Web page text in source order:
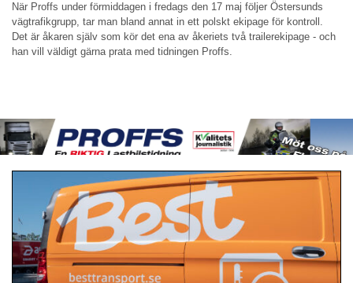
När Proffs under förmiddagen i fredags den 17 maj följer Östersunds
vägtrafikgrupp, tar man bland annat in ett polskt ekipage för kontroll.
Det är åkaren själv som kör det ena av åkeriets två trailerekipage - och
han vill väldigt gärna prata med tidningen Proffs.